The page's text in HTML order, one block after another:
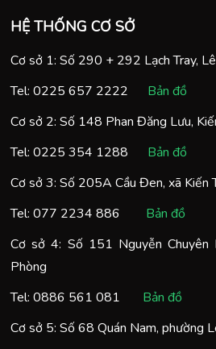
HỆ THỐNG CƠ SỞ
Cơ sở 1: Số 290 + 292 Lạch Tray,
Tel: 0225 657 2222
Bản đồ
Cơ sở 2: Số 148 Phan Đăng Lưu,
Tel: 0225 354 1288
Bản đồ
Cơ sở 3: Số 205A Cầu Đen, xã Kiến
Tel: 077 2234 886
Bản đồ
Cơ sở 4: Số 151 Nguyễn Chuyên
Phòng
Tel: 0886 561 081
Bản đồ
Cơ sở 5: Số 68 Quán Nam, phường